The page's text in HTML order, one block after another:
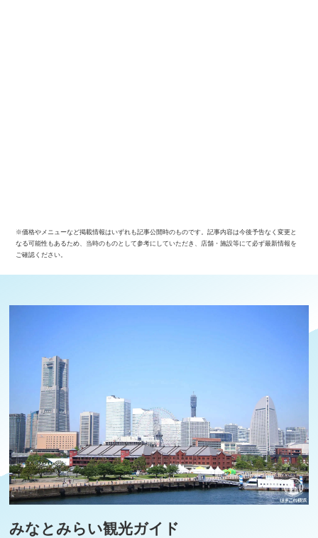
※価格やメニューなど掲載情報はいずれも記事公開時のものです。記事内容は今後予告なく変更と
なる可能性もあるため、当時のものとして参考にしていただき、店舗・施設等にて必ず最新情報を
ご確認ください。
みなとみらい観光ガイド